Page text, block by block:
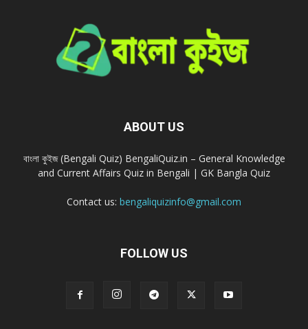
ABOUT US
বাংলা কুইজ (Bengali Quiz) BengaliQuiz.in – General Knowledge
and Current Affairs Quiz in Bengali | GK Bangla Quiz
Contact us: bengaliquizinfo@gmail.com
FOLLOW US